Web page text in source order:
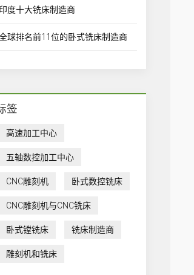
印度十大铣床制造商
球排名前11位的卧式铣床制造商
签
高速加工中心
五轴数控加工中心
CNC雕刻机 卧式数控铣床
CNC雕刻机与CNC铣床
卧式镗铣床 铣床制造商
雕刻机和铣床